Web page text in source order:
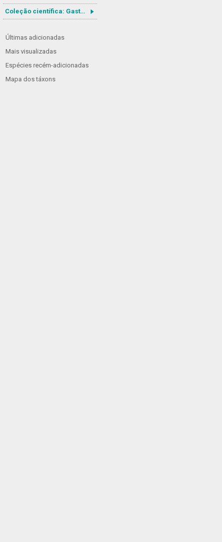
Coleção científica: Gastrotricha
Últimas adicionadas
Mais visualizadas
Espécies recém-adicionadas
Mapa dos táxons